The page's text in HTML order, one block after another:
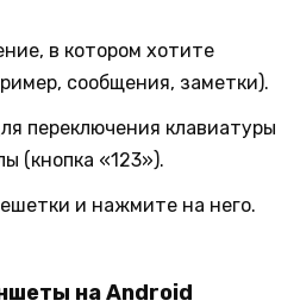
в котором хотите
сообщения, заметки).
переключения клавиатуры
(кнопка «123»).
и нажмите на него.
на Android